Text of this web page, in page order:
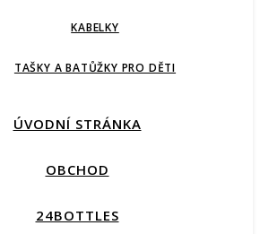
KABELKY
TAŠKY A BATŮŽKY PRO DĚTI
ÚVODNÍ STRÁNKA
OBCHOD
24BOTTLES